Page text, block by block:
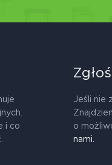
i co
Jeśli nie
o
nami.